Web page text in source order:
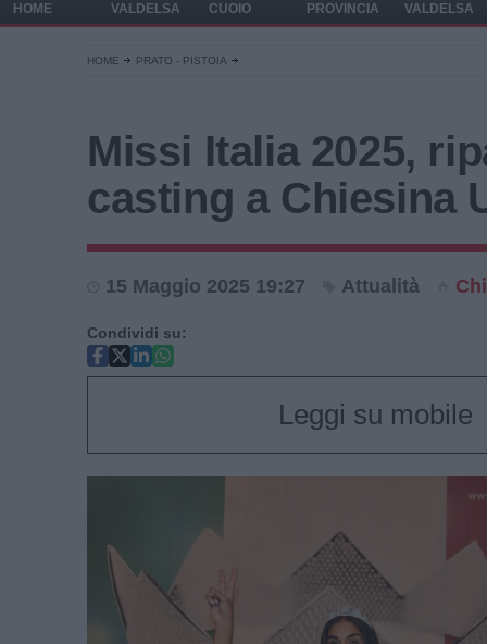
HOME
VALDELSA
CUOIO
PROVINCIA
VALDELSA
HOME PRATO - PISTOIA
Missi Italia 2025,
casting a Chiesina
15 Maggio 2025 19:27 Attualità
Condividi su:
Leggi su mobile